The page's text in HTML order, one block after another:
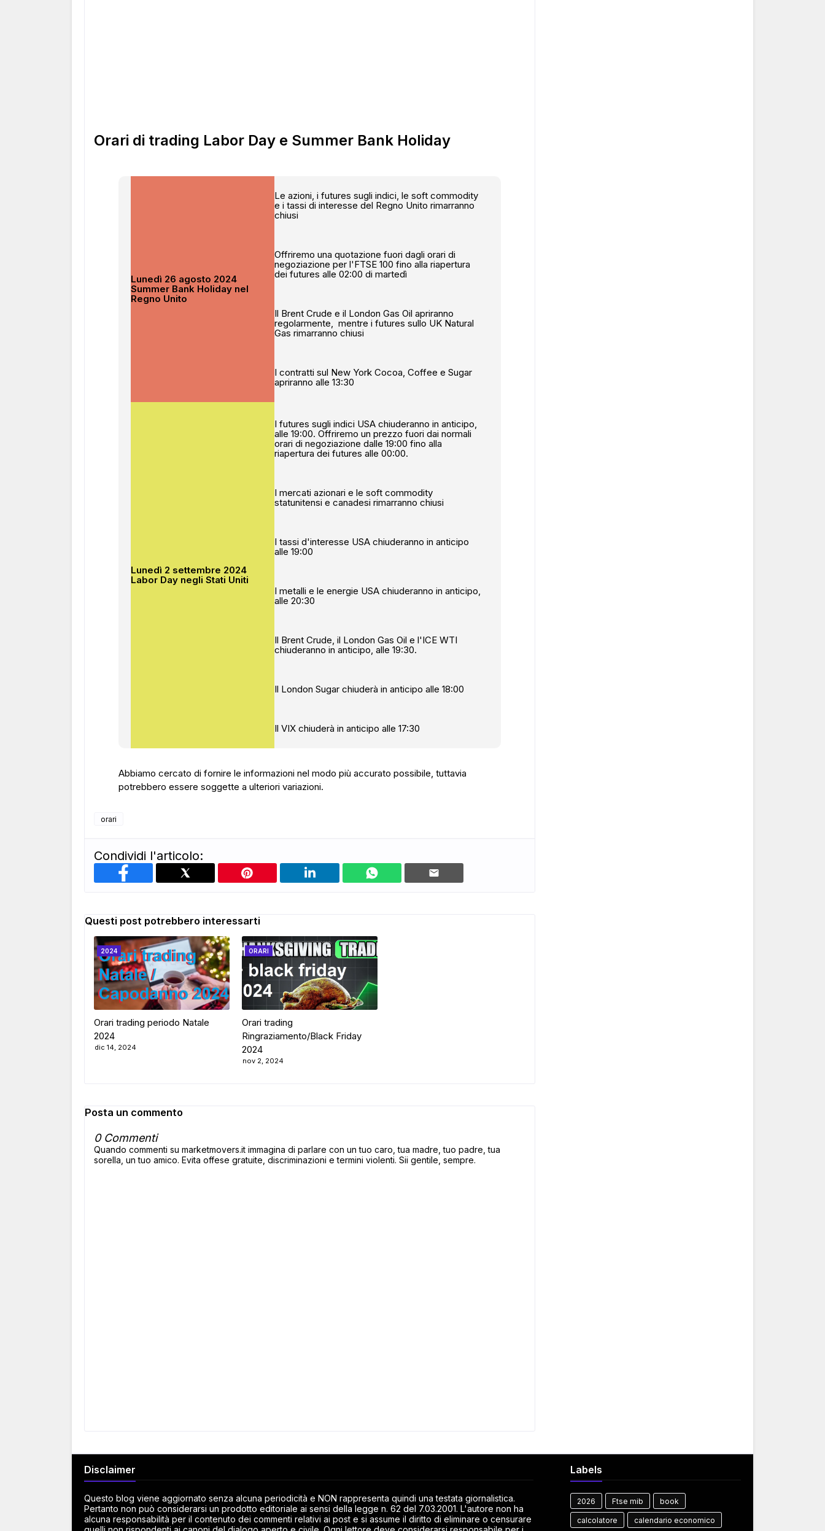
ADS
Orari di trading Labor Day e Summer Bank Holiday
Lunedì 26 agosto 2024
Summer Bank Holiday nel
Regno Unito
Le azioni, i futures sugli indici, le soft commodity
e i tassi di interesse del Regno Unito rimarranno
chiusi
Offriremo una quotazione fuori dagli orari di
negoziazione per l'FTSE 100 fino alla riapertura
dei futures alle 02:00 di martedì
Il Brent Crude e il London Gas Oil apriranno
regolarmente, mentre i futures sullo UK Natural
Gas rimarranno chiusi
I contratti sul New York Cocoa, Coffee e Sugar
apriranno alle 13:30
Lunedì 2 settembre 2024
Labor Day negli Stati Uniti
I futures sugli indici USA chiuderanno in anticipo,
alle 19:00. Offriremo un prezzo fuori dai normali
orari di negoziazione dalle 19:00 fino alla
riapertura dei futures alle 00:00.
I mercati azionari e le soft commodity
statunitensi e canadesi rimarranno chiusi
I tassi d'interesse USA chiuderanno in anticipo
alle 19:00
I metalli e le energie USA chiuderanno in anticipo,
alle 20:30
Il Brent Crude, il London Gas Oil e l'ICE WTI
chiuderanno in anticipo, alle 19:30.
Il London Sugar chiuderà in anticipo alle 18:00
Il VIX chiuderà in anticipo alle 17:30
Abbiamo cercato di fornire le informazioni nel modo più accurato possibile, tuttavia
potrebbero essere soggette a ulteriori variazioni.
orari
Condividi l'articolo:
Questi post potrebbero interessarti
2024
Orari trading periodo Natale
2024
dic 14, 2024
ORARI
Orari trading
Ringraziamento/Black Friday
2024
nov 2, 2024
Posta un commento
0 Commenti
Quando commenti su marketmovers.it immagina di parlare con un tuo caro, tua madre, tuo padre, tua
sorella, un tuo amico. Evita offese gratuite, discriminazioni e termini violenti. Sii gentile, sempre.
Disclaimer
Questo blog viene aggiornato senza alcuna periodicità e NON rappresenta quindi una testata giornalistica.
Pertanto non può considerarsi un prodotto editoriale ai sensi della legge n. 62 del 7.03.2001. L'autore non ha
alcuna responsabilità per il contenuto dei commenti relativi ai post e si assume il diritto di eliminare o censurare
Labels
2026 Ftse mib book
calcolatore calendario economico